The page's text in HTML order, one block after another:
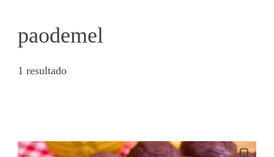
paodemel
1 resultado